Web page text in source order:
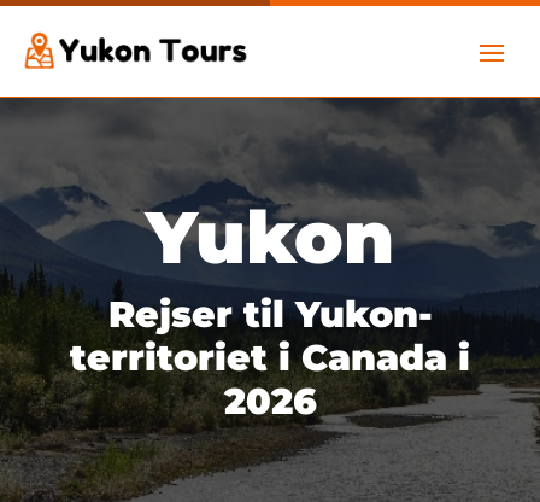
Yukon
Rejser til Yukon-
territoriet i Canada i
2026